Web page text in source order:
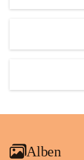
Anhang
1 Seite•1,4 MB
VBl. EU
Alben